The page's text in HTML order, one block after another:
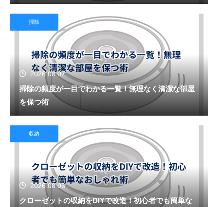
掃除
2026.08.07
掃除の頻度が一目でわかる一覧！無理なく清潔な部屋
を保つ術
収納
2026.08.06
クローゼットの収納をDIYで改造！初心者でも簡単な